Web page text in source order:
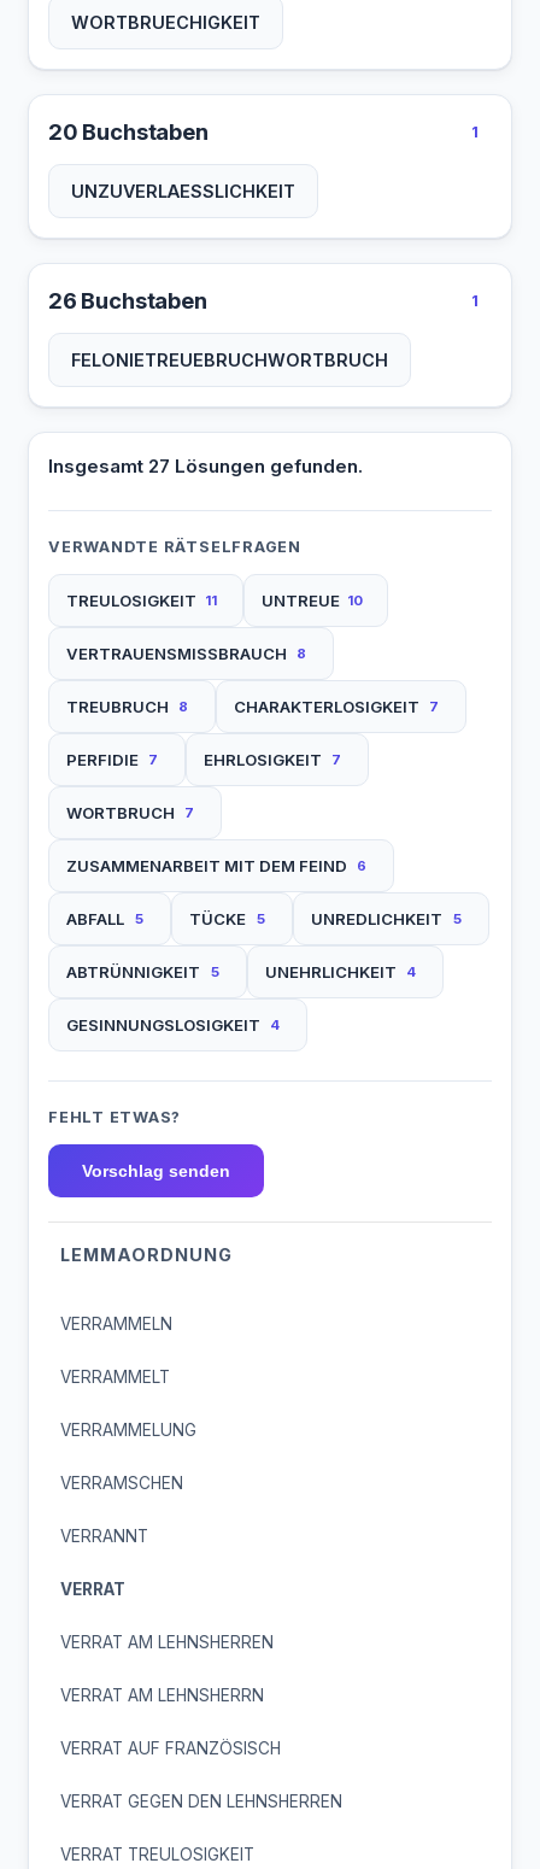
WORTBRUECHIGKEIT
20 Buchstaben 1
UNZUVERLAESSLICHKEIT
26 Buchstaben 1
FELONIETREUEBRUCHWORTBRUCH
Insgesamt 27 Lösungen gefunden.
VERWANDTE RÄTSELFRAGEN
TREULOSIGKEIT 11 UNTREUE 10
VERTRAUENSMISSBRAUCH 8
TREUBRUCH 8 CHARAKTERLOSIGKEIT 7
PERFIDIE 7 EHRLOSIGKEIT 7
WORTBRUCH 7
ZUSAMMENARBEIT MIT DEM FEIND 6
ABFALL 5 TÜCKE 5 UNREDLICHKEIT 5
ABTRÜNNIGKEIT 5 UNEHRLICHKEIT 4
GESINNUNGSLOSIGKEIT 4
FEHLT ETWAS?
Vorschlag senden
LEMMAORDNUNG
VERRAMMELN
VERRAMMELT
VERRAMMELUNG
VERRAMSCHEN
VERRANNT
VERRAT
VERRAT AM LEHNSHERREN
VERRAT AM LEHNSHERRN
VERRAT AUF FRANZÖSISCH
VERRAT GEGEN DEN LEHNSHERREN
VERRAT TREULOSIGKEIT